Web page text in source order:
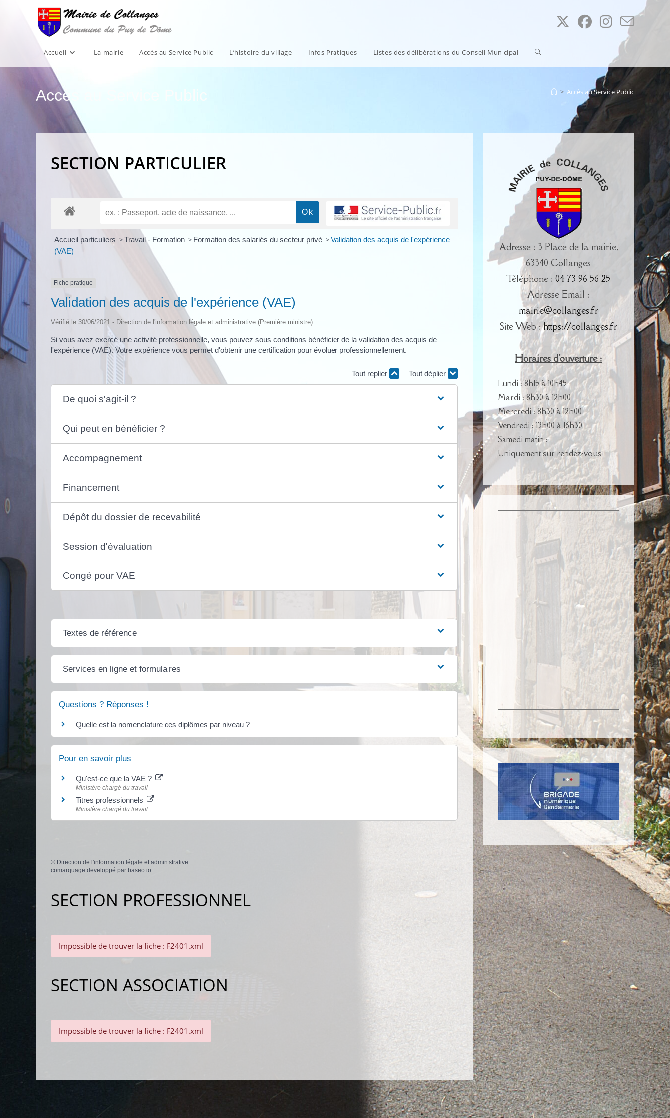
Accueil La mairie Accès au Service Public L’histoire du village Infos Pratiques Listes des délibérations du Conseil Municipal Toggle
Accès au Service Public > Accès au Service Public
SECTION PARTICULIER
Accueil particuliers > Travail - Formation > Formation des salariés du secteur privé > Validation des acquis de l'expérience
(VAE)
Fiche pratique
Validation des acquis de l'expérience (VAE)
Vérifié le 30/06/2021 - Direction de l'information légale et administrative (Première ministre)
Si vous avez exercé une activité professionnelle, vous pouvez sous conditions bénéficier de la validation des acquis de
l'expérience (VAE). Votre expérience vous permet d'obtenir une certification pour évoluer professionnellement.
Tout replier Tout déplier
De quoi s'agit-il ?
Qui peut en bénéficier ?
Accompagnement
Financement
Dépôt du dossier de recevabilité
Session d'évaluation
Congé pour VAE
Textes de référence
Services en ligne et formulaires
Questions ? Réponses !
Quelle est la nomenclature des diplômes par niveau ?
Pour en savoir plus
Qu'est-ce que la VAE ?
Ministère chargé du travail
Titres professionnels
Ministère chargé du travail
© Direction de l'information légale et administrative
comarquage developpé par baseo.io
SECTION PROFESSIONNEL
Impossible de trouver la fiche : F2401.xml
SECTION ASSOCIATION
Impossible de trouver la fiche : F2401.xml
Adresse : 3 Place de la mairie,
63340 Collanges
Téléphone : 04 73 96 56 25
Adresse Email :
mairie@collanges.fr
Site Web :https://collanges.fr
Horaires d'ouverture :
Lundi : 8h15 à 10h45
Mardi : 8h30 à 12h00
Mercredi : 8h30 à 12h00
Vendredi : 13h00 à 16h30
Samedi matin :
Uniquement sur rendez-vous